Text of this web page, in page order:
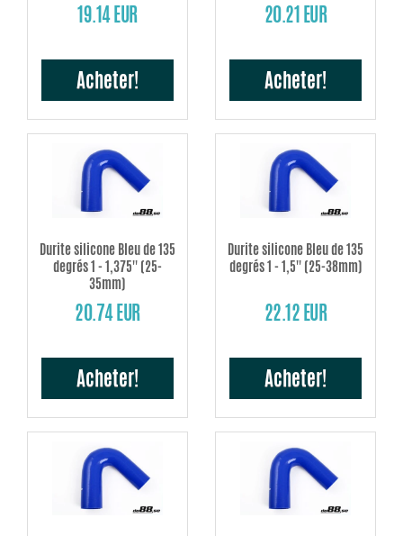
19.14 EUR
Acheter!
20.21 EUR
Acheter!
Durite silicone Bleu de 135
degrés 1 - 1,375'' (25-
35mm)
20.74 EUR
Acheter!
Durite silicone Bleu de 135
degrés 1 - 1,5'' (25-38mm)
22.12 EUR
Acheter!